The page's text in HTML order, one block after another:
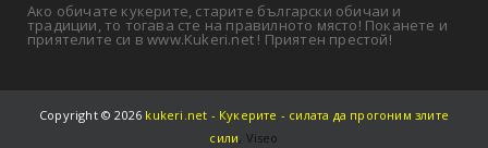
Ако обичате кукерите, старите български обичаи и
традиции, то тогава сте на правилното място! Поканете и
приятелите си в www.Kukeri.net ! Приятен престой!
Copyright ©2026 kukeri.net - Кукерите - силата да прогоним злите
сили, Viseo